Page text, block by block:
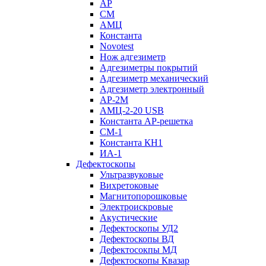
АР
СМ
АМЦ
Константа
Novotest
Нож адгезиметр
Адгезиметры покрытий
Адгезиметр механический
Адгезиметр электронный
АР-2М
АМЦ-2-20 USB
Константа АР-решетка
СМ-1
Константа КН1
ИА-1
Дефектоскопы
Ультразвуковые
Вихретоковые
Магнитопорошковые
Электроискровые
Акустические
Дефектоскопы УД2
Дефектоскопы ВД
Дефектосокпы МД
Дефектоскопы Квазар